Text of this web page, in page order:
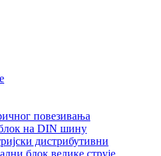
повезивања
на DIN шину
дистрибутивни
блок велике струје